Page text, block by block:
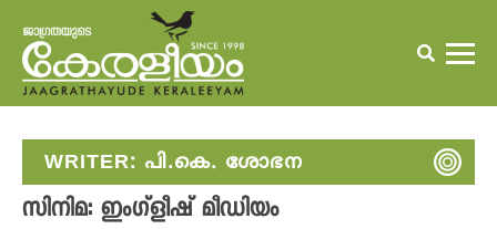
WRITER: പി.കെ. ശോഭന
സിനിമ: ഇംഗ്‌ളീഷ് മീഡിയം